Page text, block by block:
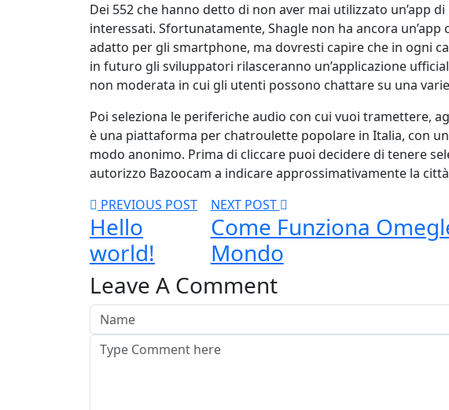
Dei 552 che hanno detto di non aver mai utilizzato un’app
interessati. Sfortunatamente, Shagle non ha ancora
adatto per gli smartphone, ma dovresti capire che in ogni
in futuro gli sviluppatori rilasceranno un’applicazione
non moderata in cui gli utenti possono chattare su una
Poi seleziona le periferiche audio con cui vuoi tramettere,
è una piattaforma per chatroulette popolare in Italia, con
modo anonimo. Prima di cliccare puoi decidere di tenere
autorizzo Bazoocam a indicare approssimativamente la
PREVIOUS POST
Hello
world!
NEXT POST
Come Funziona
Mondo
Leave A Comment